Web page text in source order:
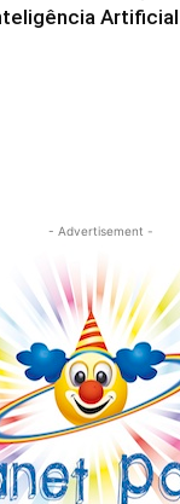
- Advertisement -